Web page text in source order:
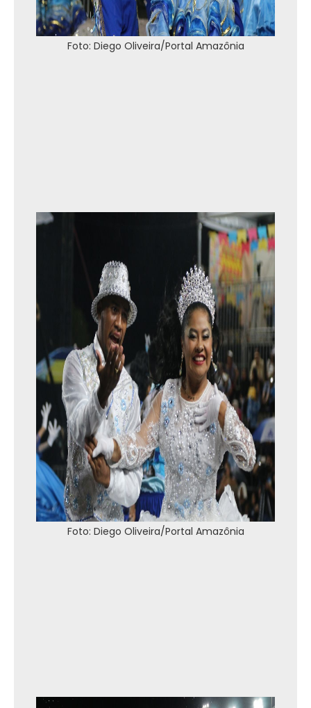
Foto: Diego Oliveira/Portal Amazônia
Foto: Diego Oliveira/Portal Amazônia